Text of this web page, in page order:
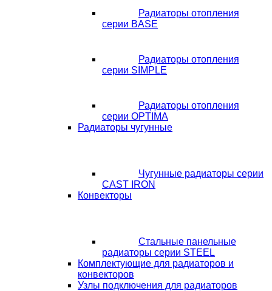
Радиаторы отопления
серии BASE
Радиаторы отопления
серии SIMPLE
Радиаторы отопления
серии OPTIMA
Радиаторы чугунные
Чугунные радиаторы серии
CAST IRON
Конвекторы
Стальные панельные
радиаторы серии STEEL
Комплектующие для радиаторов и
конвекторов
Узлы подключения для радиаторов